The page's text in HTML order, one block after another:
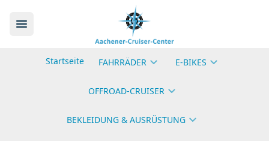
Startseite FAHRRÄDER E-BIKES
OFFROAD-CRUISER
BEKLEIDUNG & AUSRÜSTUNG